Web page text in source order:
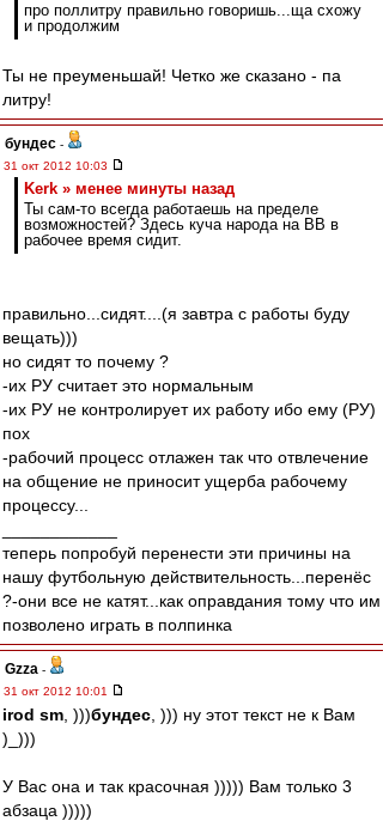
про поллитру правильно говоришь...ща схожу
и продолжим
Ты не преуменьшай! Четко же сказано - па
литру!
бундес -
31 окт 2012 10:03
Kerk » менее минуты назад
Ты сам-то всегда работаешь на пределе
возможностей? Здесь куча народа на ВВ в
рабочее время сидит.
правильно...сидят....(я завтра с работы буду
вещать)))
но сидят то почему ?
-их РУ считает это нормальным
-их РУ не контролирует их работу ибо ему (РУ)
пох
-рабочий процесс отлажен так что отвлечение
на общение не приносит ущерба рабочему
процессу...
теперь попробуй перенести эти причины на
нашу футбольную действительность...перенёс
?-они все не катят...как оправдания тому что им
позволено играть в полпинка
Gzza -
31 окт 2012 10:01
irod sm , )))бундес , ))) ну этот текст не к Вам
)_)))
У Вас она и так красочная ))))) Вам только 3
абзаца )))))